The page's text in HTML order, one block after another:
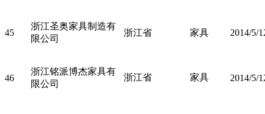
45
浙江圣奥家具制造有
限公司
浙江省 家具 2014/5/
46
浙江铭派博杰家具有
限公司
浙江省 家具 2014/5/